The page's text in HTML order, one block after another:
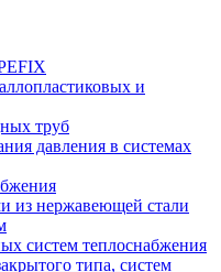
и
труб
давления в системах
из нержавеющей стали
систем теплоснабжения
типа, систем